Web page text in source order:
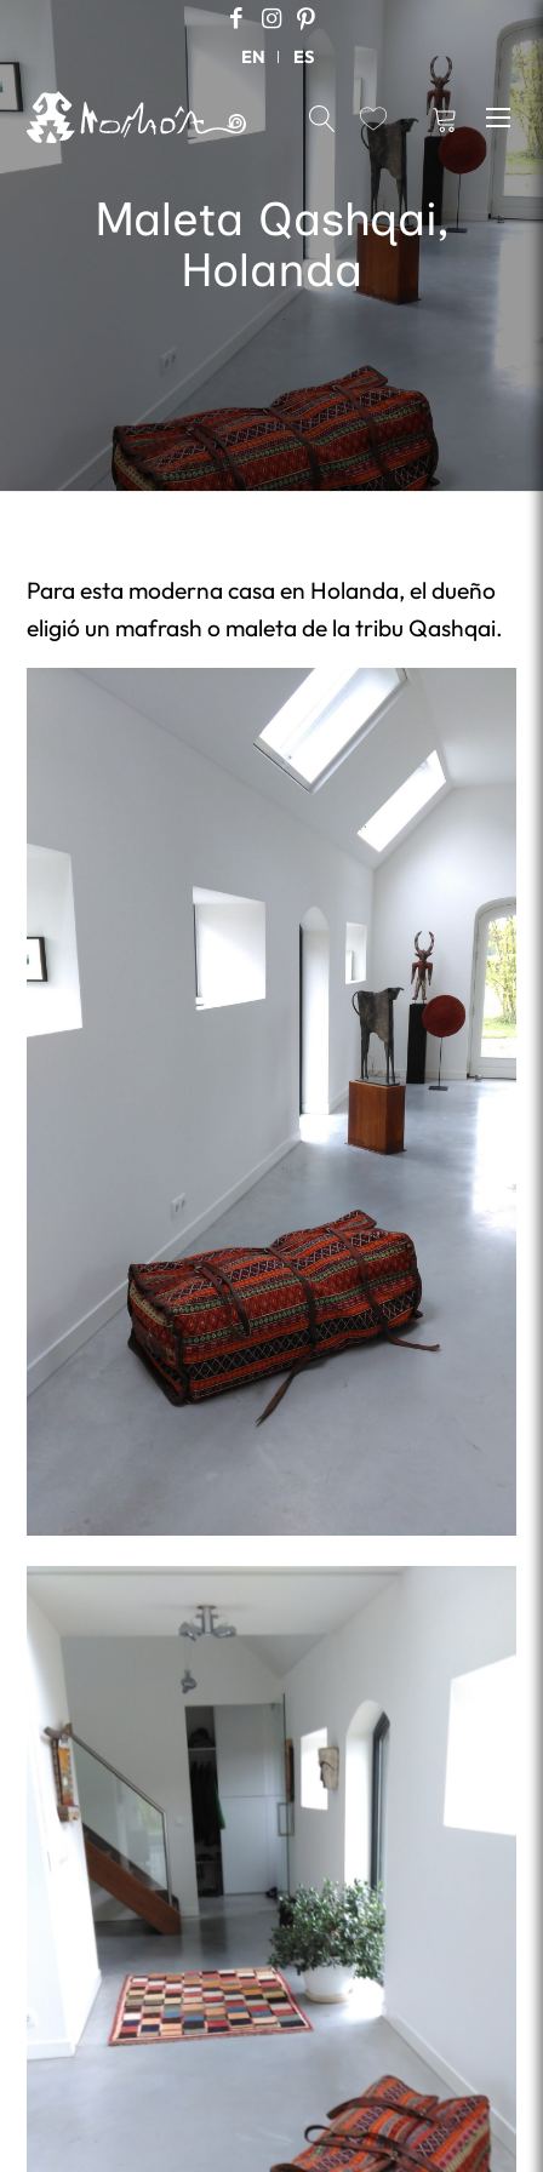
EN ES
Maleta Qashqai,
Holanda
Para esta moderna casa en Holanda, el dueño
eligió un mafrash o maleta de la tribu Qashqai.